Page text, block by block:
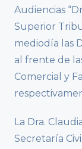
Audiencias
Superior
mediodía las
al frente de
Comercial y
La Dra.
Secretaría